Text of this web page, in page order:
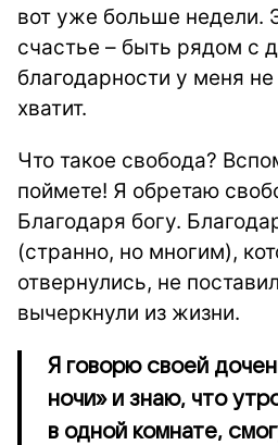
вот уже больше недели.
счастье – быть рядом с
благодарности у меня не
хватит.
Что такое свобода?
поймете! Я обретаю
Благодаря богу.
(странно, но многим),
отвернулись, не
вычеркнули из жизни.
​​​​​​​Я говорю своей
ночи» и знаю, что
в одной комнате,